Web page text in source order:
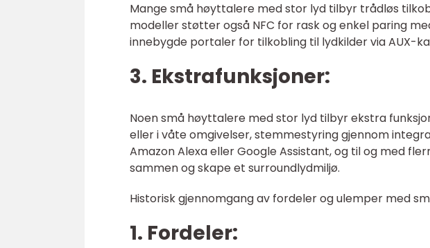
Mange små høyttalere med stor lyd tilbyr trådløs
modeller støtter også NFC for rask og enkel paring
innebygde portaler for tilkobling til lydkilder via AUX-
3. Ekstrafunksjoner:
Noen små høyttalere med stor lyd tilbyr ekstra
eller i våte omgivelser, stemmestyring gjennom
Amazon Alexa eller Google Assistant, og til og med
sammen og skape et surroundlydmiljø.
Historisk gjennomgang av fordeler og ulemper med
1. Fordeler: